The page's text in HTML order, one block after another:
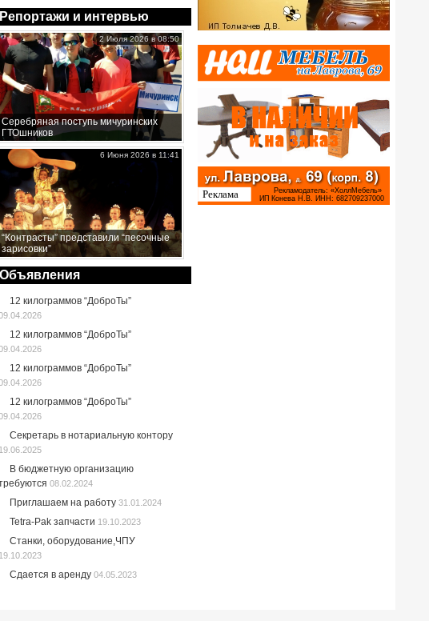
Репортажи и интервью
Серебряная поступь мичуринских
ГТОшников
2 Июля 2026 в 08:50
“Контрасты” представили “песочные
зарисовки”
6 Июня 2026 в 11:41
Объявления
12 килограммов “ДоброТы”
12 килограммов “ДоброТы”
12 килограммов “ДоброТы”
12 килограммов “ДоброТы”
Секретарь в нотариальную контору
19.06.2025
В бюджетную организацию
08.02.2024
Приглашаем на работу 31.01.2024
Tetra-Pak запчасти 19.10.2023
Станки, оборудование,ЧПУ
19.10.2023
Сдается в аренду 04.05.2023